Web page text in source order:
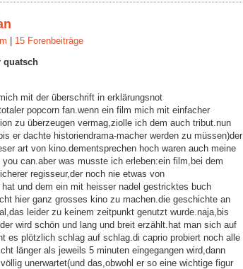
15 Forenbeiträge
quatsch
mit der überschrift in erklärungsnot
popcorn fan.wenn ein film mich mit einfacher
zu überzeugen vermag,ziolle ich dem auch tribut.nun
er dachte historiendrama-macher werden zu müssen)der
art von kino.dementsprechen hoch waren auch meine
can.aber was musste ich erleben:ein film,bei dem
regisseur,der noch nie etwas von
und dem ein mit heisser nadel gestricktes buch
hier ganz grosses kino zu machen.die geschichte an
leider zu keinem zeitpunkt genutzt wurde.naja,bis
wird schön und lang und breit erzählt.hat man sich auf
es plötzlich schlag auf schlag.di caprio probiert noch alle
länger als jeweils 5 minuten eingegangen wird,dann
unerwartet(und das,obwohl er so eine wichtige figur